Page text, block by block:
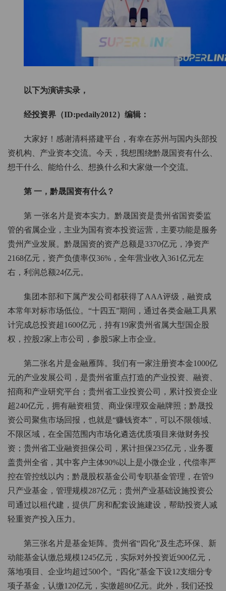
以下为演讲实录，
经投资界（ID:pedaily2012）编辑：
大家好！感谢清科搭建平台，有幸在苏州与国内头部投
资机构、产业资本交流。今天，我想围绕黔晟国资有什么、
想干什么、能给什么、想换什么和大家做一个交流。
第 一，黔晟国资有什么？
第 一张名片是资本实力。黔晟国资是贵州省国资委监
管的省属企业，主业为国有资本投资运营，主要功能是服务
贵州产业发展。黔晟国资的资产总额是3370亿元，净资产
2168亿元，资产负债率仅36%，全年营业收入361亿元左
右，利润总额24亿元。
集团本部和下属产发公司都获得了AAA评级，融资成
本常年对标市场低位。“十四五”期间，通过各类金融工具累
计完成总投资超1600亿元，持有19家贵州省属大型国企股
权，控股2家上市公司，参股5家上市企业。
第二张名片是金融雁阵。我们有一家注册资本金1000亿
元的产业发展公司，是贵州省重点打造的产业投资、融资、
招商和产业研究平台；贵州省工业投资公司，累计投资企业
超240亿元，拥有融资租赁、商业保理双金融牌照；黔晟投
资公司聚焦市场回报，也就是“赚钱资本”，可以不限领域、
不限区域，在全国范围内市场化遴选优质项目来做财务投
资；贵州省工业融资担保公司，累计担保235亿元，业务覆
盖贵州全省，其中客户主体90%以上是小微企业，代偿率严
控在管控线以内；黔晟股权基金公司专职基金管理，在管9
只产业基金，管理规模287亿元；贵州产业基础设施投资公
司通过以租代建，提供厂房和配套设施建设，帮助投资人减
轻重资产投入压力。
第三张名片是基金矩阵。贵州省“四化”及生态环保、新
动能基金认缴总规模1245亿元，实际对外投资近900亿元，
落地项目、企业均超过500个。“四化”基金下设12支细分专
项子基金，认缴120亿元，实缴超80亿元。此外，我们还投